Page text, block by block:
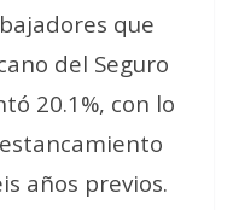
que
del Seguro
20.1%, con lo
años previos.